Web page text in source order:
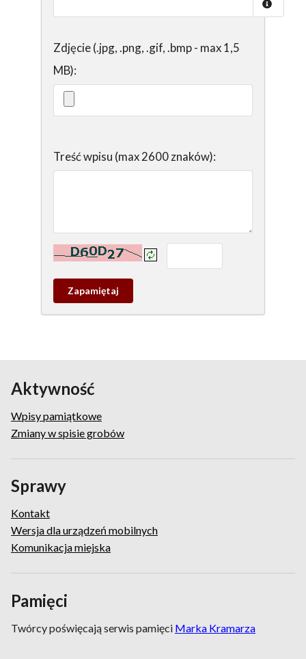
Zdjęcie (.jpg, .png, .gif, .bmp - max 1,5
MB):
Treść wpisu (max 2600 znaków):
Kontrola - wprowadź tekst z obrazka:
Zapamietaj
wpis
Aktywność
Wpisy pamiątkowe
Zmiany w spisie grobów
Sprawy
Kontakt
Wersja dla urządzeń mobilnych
Komunikacja miejska
Pamięci
Twórcy poświęcają serwis pamięci Marka Kramarza